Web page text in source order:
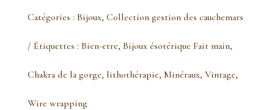
de
Pendentif
calcédoine
bleue
Catégories : Bijoux, Collection gestion des cauchemars
Étiquettes : Bien-etre, Bijoux ésotérique Fait main,
Chakra de la gorge, lithothérapie, Minéraux, Vintage,
Wire wrapping